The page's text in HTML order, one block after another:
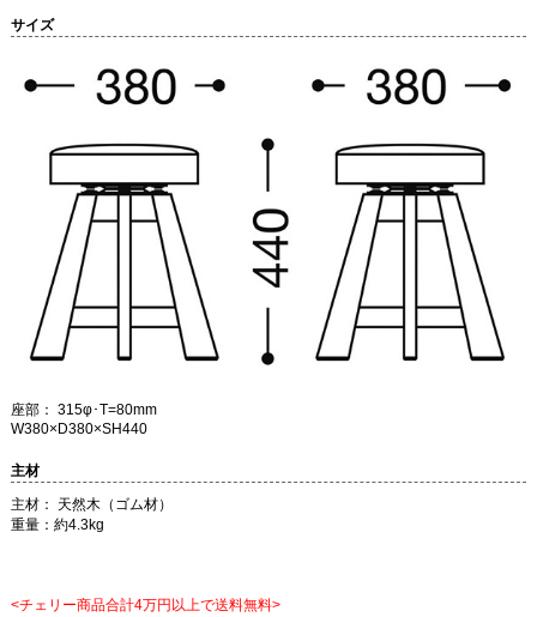
サイズ
座部： 315φ･T=80mm
W380×D380×SH440
主材
主材： 天然木（ゴム材）
重量：約4.3kg
<チェリー商品合計4万円以上で送料無料>